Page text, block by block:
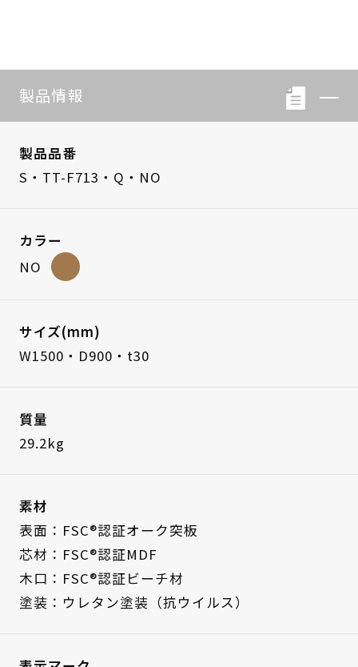
製品情報
製品品番
S・TT-F713・Q・NO
カラー
NO
サイズ(mm)
W1500・D900・t30
質量
29.2kg
素材
表面：FSC®認証オーク突板
芯材：FSC®認証MDF
木口：FSC®認証ビーチ材
塗装：ウレタン塗装（抗ウイルス）